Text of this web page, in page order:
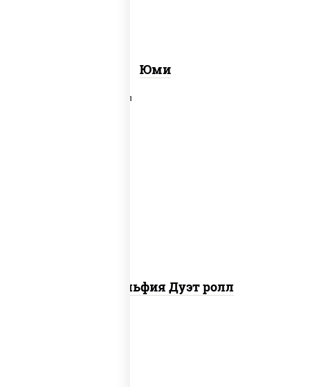
Юми
Филадельфия Дуэт ролл